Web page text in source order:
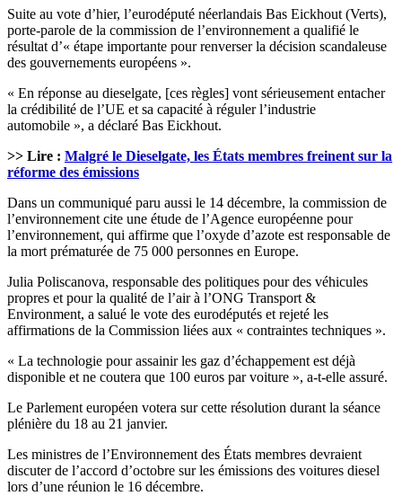
Suite au vote d’hier, l’eurodéputé néerlandais Bas Eickhout (Verts),
porte-parole de la commission de l’environnement a qualifié le
résultat d’« étape importante pour renverser la décision scandaleuse
des gouvernements européens ».
« En réponse au dieselgate, [ces règles] vont sérieusement entacher
la crédibilité de l’UE et sa capacité à réguler l’industrie
automobile », a déclaré Bas Eickhout.
>> Lire : Malgré le Dieselgate, les États membres freinent sur la
réforme des émissions
Dans un communiqué paru aussi le 14 décembre, la commission de
l’environnement cite une étude de l’Agence européenne pour
l’environnement, qui affirme que l’oxyde d’azote est responsable de
la mort prématurée de 75 000 personnes en Europe.
Julia Poliscanova, responsable des politiques pour des véhicules
propres et pour la qualité de l’air à l’ONG Transport &
Environment, a salué le vote des eurodéputés et rejeté les
affirmations de la Commission liées aux « contraintes techniques ».
« La technologie pour assainir les gaz d’échappement est déjà
disponible et ne coutera que 100 euros par voiture », a-t-elle assuré.
Le Parlement européen votera sur cette résolution durant la séance
plénière du 18 au 21 janvier.
Les ministres de l’Environnement des États membres devraient
discuter de l’accord d’octobre sur les émissions des voitures diesel
lors d’une réunion le 16 décembre.